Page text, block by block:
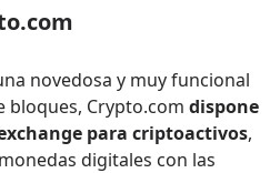
novedosa y muy funcional
bloques, Crypto.com dispone
para criptoactivos,
digitales con las